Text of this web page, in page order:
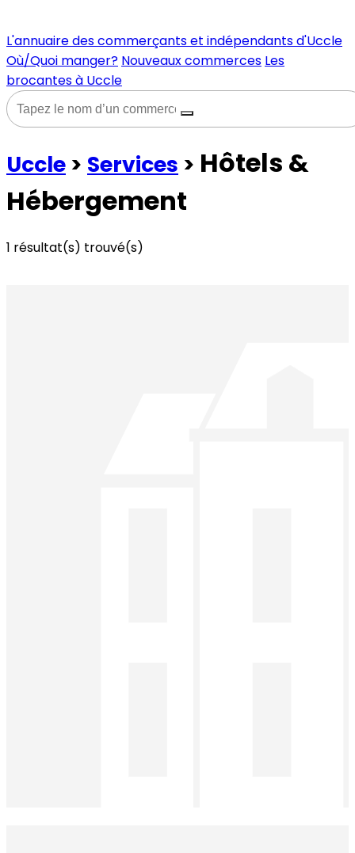
L'annuaire des commerçants et indépendants d'Uccle
Où/Quoi manger? Nouveaux commerces Les
brocantes à Uccle
Uccle > Services > Hôtels &
Hébergement
1 résultat(s) trouvé(s)